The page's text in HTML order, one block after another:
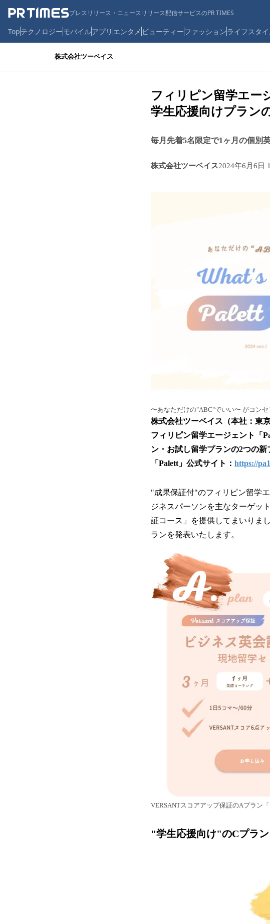
プレスリリース・ニュースリリース配信サービスのPR TIMES
Topテクノロジーモバイルアプリ エンタメ ビューティーファッションライフスタ
株式会社ツーベイス
フィリピン留学エー
学生応援向けプラン
毎月先着5名限定で1ヶ月の個別
株式会社ツーベイス2024年6月6日
〜あなただけの"ABC"でいい〜 がコンセ
株式会社ツーベイス（本社：東
フィリピン留学エージェント「
ン・お試し留学プランの2つの新
「Palett」公式サイト： https://
"成果保証付"のフィリピン留学
ジネスパーソンを主なターゲッ
証コース」を提供してまいりま
ランを発表いたします。
VERSANTスコアアップ保証のAプラン
"学生応援向け"のCプラン